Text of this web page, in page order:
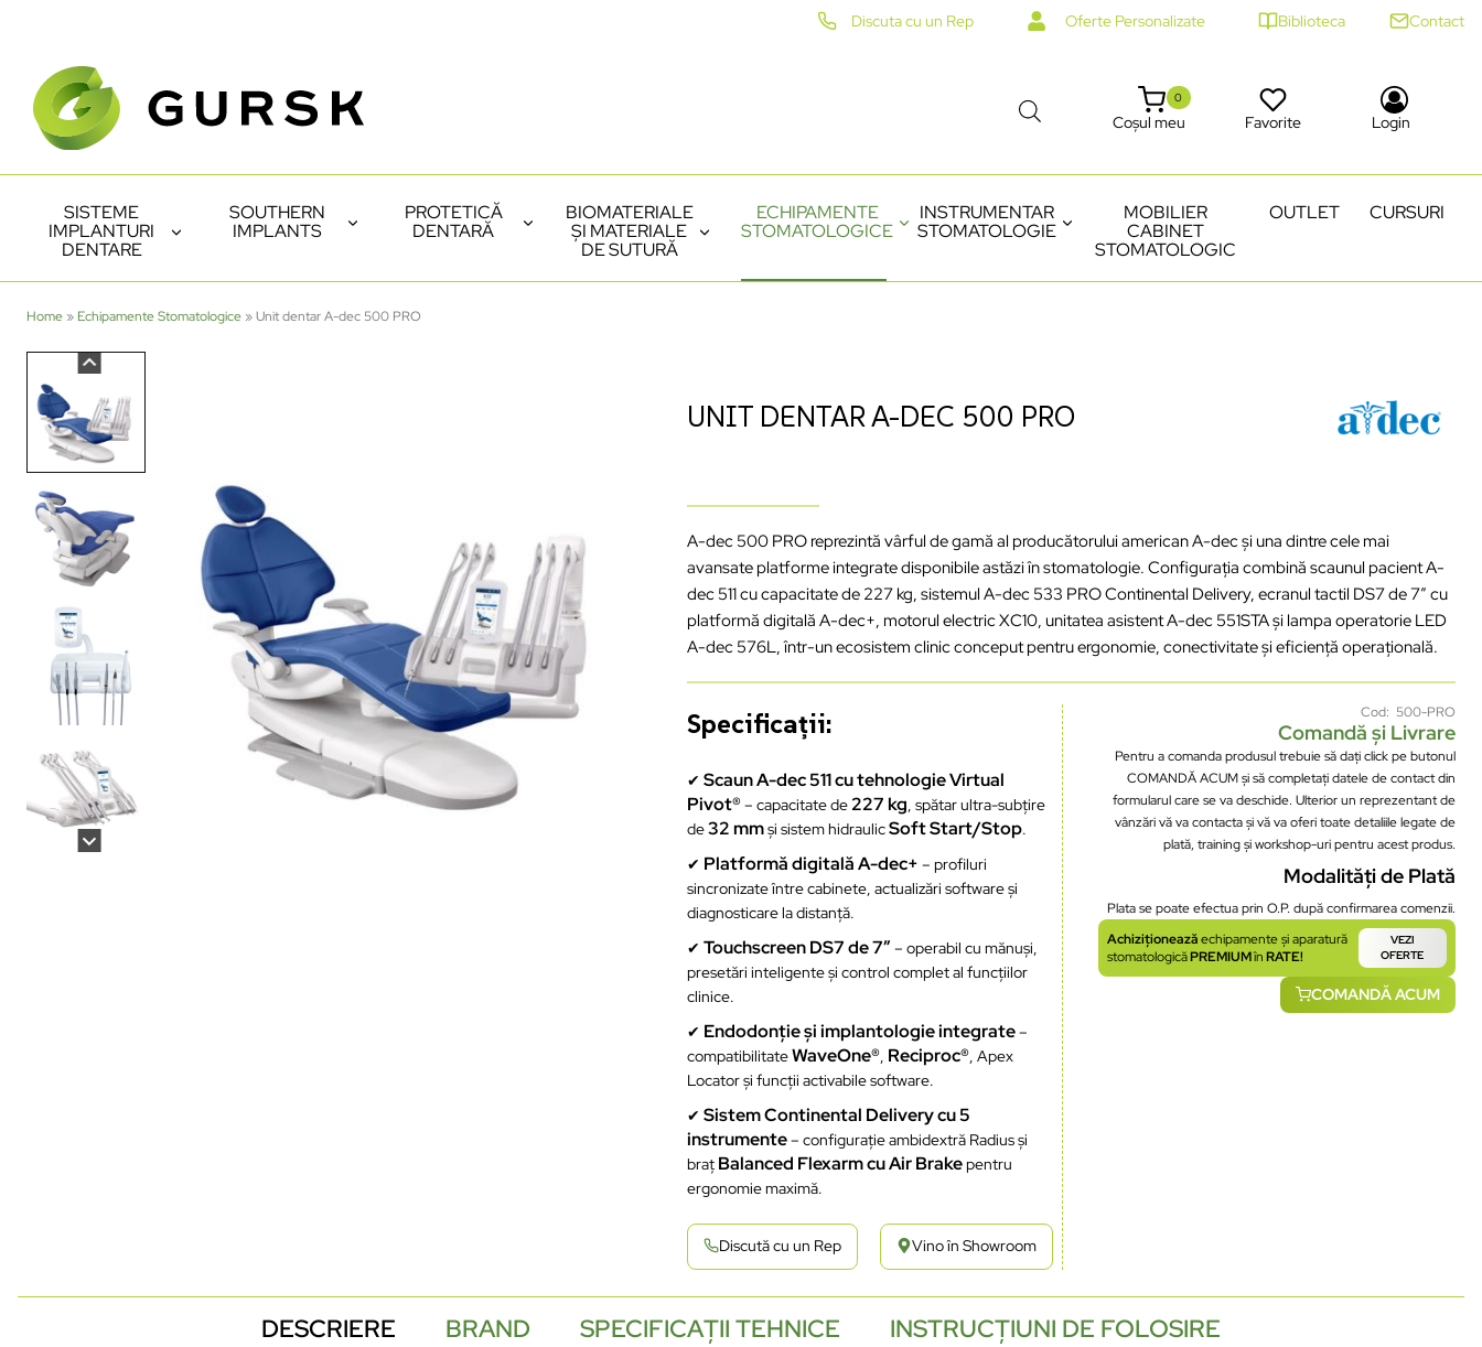
Discuta cu un Rep Oferte Personalizate Biblioteca Contact
Coșul meu
0
Favorite Login
SISTEME
IMPLANTURI
DENTARE
SOUTHERN
IMPLANTS
PROTETICĂ
DENTARĂ
BIOMATERIALE
ȘI MATERIALE
DE SUTURĂ
ECHIPAMENTE
STOMATOLOGICE
INSTRUMENTAR
STOMATOLOGIE
MOBILIER
CABINET
STOMATOLOGIC
OUTLET CURSURI
Home » Echipamente Stomatologice »Unit dentar A-dec 500 PRO
UNIT DENTAR A-DEC 500 PRO
A-dec 500 PRO reprezintă vârful de gamă al producătorului american A-dec și una dintre cele mai
avansate platforme integrate disponibile astăzi în stomatologie. Configurația combină scaunul pacient A-
dec 511 cu capacitate de 227 kg, sistemul A-dec 533 PRO Continental Delivery, ecranul tactil DS7 de 7″ cu
platformă digitală A-dec+, motorul electric XC10, unitatea asistent A-dec 551STA și lampa operatorie LED
A-dec 576L, într-un ecosistem clinic conceput pentru ergonomie, conectivitate și eficiență operațională.
Specificații:
✔Scaun A-dec 511 cu tehnologie Virtual
Pivot®– capacitate de 227 kg , spătar ultra-subțire
de32 mmși sistem hidraulicSoft Start/Stop.
✔ Platformă digitală A-dec+ – profiluri
sincronizate între cabinete, actualizări software și
diagnosticare la distanță.
✔Touchscreen DS7 de 7″– operabil cu mănuși,
presetări inteligente și control complet al funcțiilor
clinice.
✔ Endodonție și implantologie integrate–
compatibilitateWaveOne® Reciproc® , Apex
Locator și funcții activabile software.
✔Sistem Continental Delivery cu 5
instrumente– configurație ambidextră Radius și
braț Balanced Flexarm cu Air Brakepentru
ergonomie maximă.
Discută cu un Rep Vino în Showroom
Cod: 500-PRO
Comandă și Livrare
Pentru a comanda produsul trebuie să dați click pe butonul
COMANDĂ ACUM și să completați datele de contact din
formularul care se va deschide. Ulterior un reprezentant de
vânzări vă va contacta și vă va oferi toate detaliile legate de
plată, training și workshop-uri pentru acest produs.
Modalități de Plată
Plata se poate efectua prin O.P. după confirmarea comenzii.
Achiziționeazăechipamente și aparatură
stomatologicăPREMIUMînRATE!
VEZI
OFERTE
COMANDĂ ACUM
DESCRIERE BRAND SPECIFICAȚII TEHNICE INSTRUCȚIUNI DE FOLOSIRE